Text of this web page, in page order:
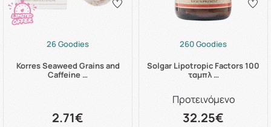
26 Goodies
Korres Seaweed Grains and
Caffeine …
2.71€
260 Goodies
Solgar Lipotropic Factors 100
ταμπλ …
Προτεινόμενο
32.25€